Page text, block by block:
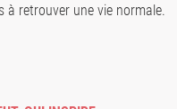
à retrouver une vie normale.